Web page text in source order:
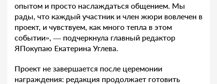
опытом и просто наслаждаться общением. Мы
рады, что каждый участник и член жюри вовлечен в
проект, и чувствуем, как много тепла в этом
событии», — подчеркнула главный редактор
ЯПокупаю Екатерина Углева.
Проект не завершается после церемонии
награждения: редакция продолжает готовить